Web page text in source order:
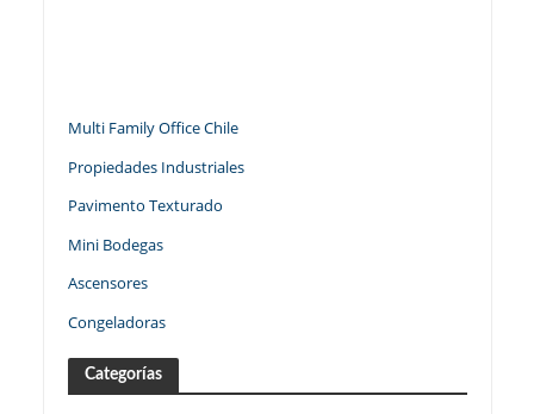
Multi Family Office Chile
Propiedades Industriales
Pavimento Texturado
Mini Bodegas
Ascensores
Congeladoras
Categorías